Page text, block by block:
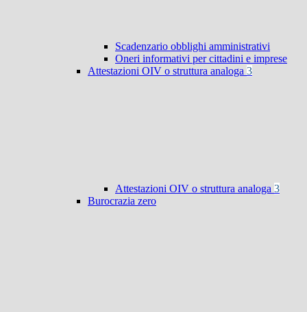
Scadenzario obblighi amministrativi
Oneri informativi per cittadini e imprese
Attestazioni OIV o struttura analoga 3
Attestazioni OIV o struttura analoga 3
Burocrazia zero